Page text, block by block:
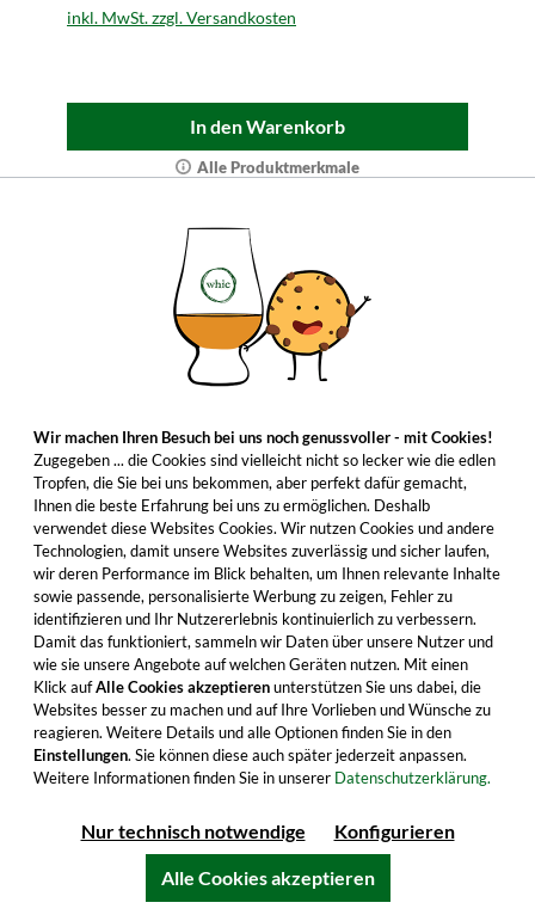
inkl. MwSt. zzgl. Versandkosten
In den Warenkorb
Alle Produktmerkmale
Slyrs Single Malt Classic Geschenkset mit
Glas
Der Klassiker aus der Brennerei in Oberbayern.
Jetzt im hübschen Set mit Glas bestellen - zum
Verschenken oder selbst erfreuen.
53,99 €
Inhalt: 0.7 Liter (77,13 €/Liter)
inkl. MwSt. zzgl. Versandkosten
In den Warenkorb
Alle Produktmerkmale
Wir machen Ihren Besuch bei uns noch genussvoller - mit Cookies!
Zugegeben ... die Cookies sind vielleicht nicht so lecker wie die edlen
Tropfen, die Sie bei uns bekommen, aber perfekt dafür gemacht,
Ihnen die beste Erfahrung bei uns zu ermöglichen. Deshalb
verwendet diese Websites Cookies. Wir nutzen Cookies und andere
Technologien, damit unsere Websites zuverlässig und sicher laufen,
wir deren Performance im Blick behalten, um Ihnen relevante Inhalte
sowie passende, personalisierte Werbung zu zeigen, Fehler zu
identifizieren und Ihr Nutzererlebnis kontinuierlich zu verbessern.
Damit das funktioniert, sammeln wir Daten über unsere Nutzer und
wie sie unsere Angebote auf welchen Geräten nutzen. Mit einen
Klick aufAlle Cookies akzeptierenunterstützen Sie uns dabei, die
Websites besser zu machen und auf Ihre Vorlieben und Wünsche zu
reagieren. Weitere Details und alle Optionen finden Sie in den
Einstellungen. Sie können diese auch später jederzeit anpassen.
Weitere Informationen finden Sie in unserer Datenschutzerklärung.
Nur technisch notwendige Konfigurieren
Alle Cookies akzeptieren